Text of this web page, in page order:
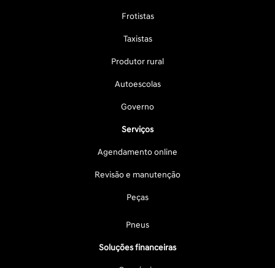
Frotistas
Taxistas
Produtor rural
Autoescolas
Governo
Serviços
Agendamento online
Revisão e manutenção
Peças
Pneus
Soluções financeiras